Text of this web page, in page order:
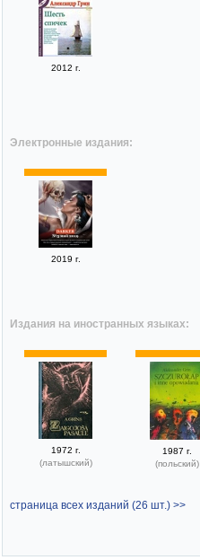
2012 г.
Электронные издания:
2019 г.
Издания на иностранных языках:
1972 г.
(латышский)
1987 г.
(польский)
страница всех изданий (26 шт.) >>